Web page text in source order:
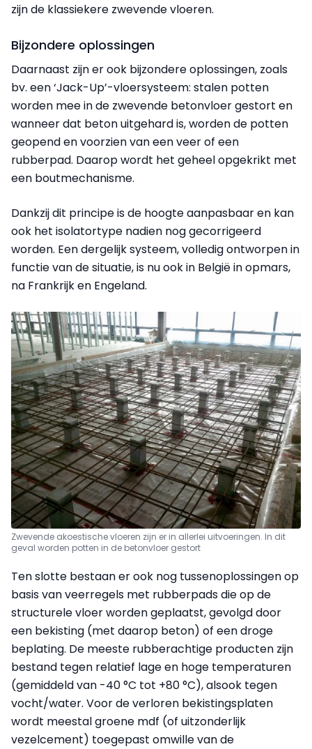
zijn de klassiekere zwevende vloeren.
Bijzondere oplossingen
Daarnaast zijn er ook bijzondere oplossingen, zoals
bv. een ‘Jack-Up’-vloersysteem: stalen potten
worden mee in de zwevende betonvloer gestort en
wanneer dat beton uitgehard is, worden de potten
geopend en voorzien van een veer of een
rubberpad. Daarop wordt het geheel opgekrikt met
een bout­mechanisme.
Dankzij dit principe is de hoogte aanpasbaar en kan
ook het isolatortype nadien nog gecorrigeerd
worden. Een dergelijk systeem, volledig ontworpen in
functie van de situatie, is nu ook in België in opmars,
na Frankrijk en Engeland.
Zwevende akoestische vloeren zijn er in allerlei uitvoeringen. In dit
geval worden potten in de betonvloer gestort
Ten slotte bestaan er ook nog tussenoplossingen op
basis van veerregels met rubberpads die op de
structurele vloer worden geplaatst, gevolgd door
een bekisting (met daarop beton) of een droge
beplating. De meeste rubberachtige producten zijn
bestand tegen relatief lage en hoge temperaturen
(gemiddeld van -40 °C tot +80 °C), alsook tegen
vocht/water. Voor de verloren bekistingsplaten
wordt meestal groene mdf (of uitzonderlijk
vezelcement) toegepast omwille van de